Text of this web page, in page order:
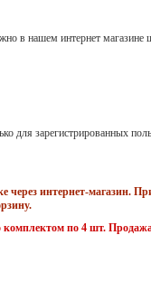
в нашем интернет магазине
для зарегистрированных
через интернет-магазин.
по 4 шт. Продажа